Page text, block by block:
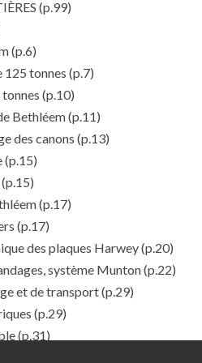
(p.99)
(p.6)
tonnes (p.7)
(p.10)
Bethléem(p.11)
des canons (p.13)
(p.15)
(p.15)
(p.17)
(p.17)
des plaques Harwey(p.20)
système Munton(p.22)
et de transport(p.29)
(p.29)
(p.31)